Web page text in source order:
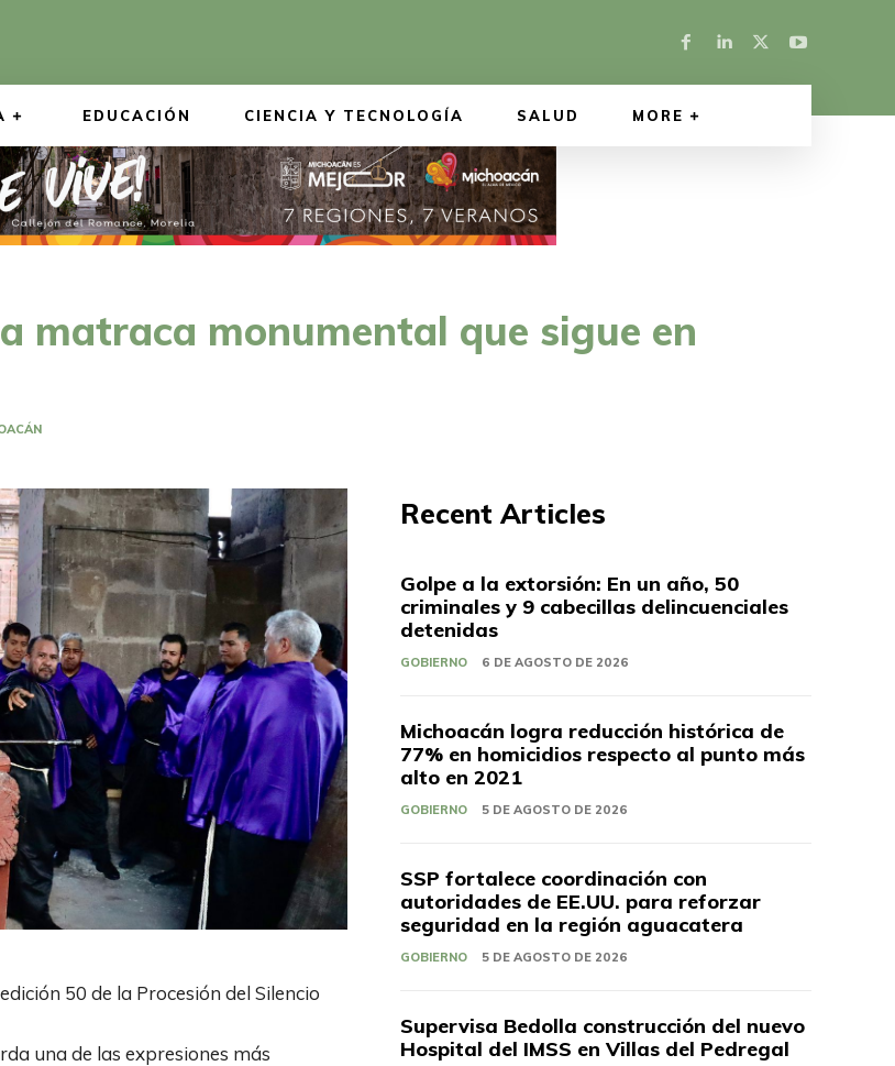
EDUCACIÓN CIENCIA Y TECNOLOGÍA SALUD MORE
matraca monumental que sigue en
50 de la Procesión del Silencio
una de las expresiones más
Recent Articles
Golpe a la extorsión: En un año, 50
criminales y 9 cabecillas delincuenciales
detenidas
GOBIERNO 6 DE AGOSTO DE 2026
Michoacán logra reducción histórica de
77% en homicidios respecto al punto más
alto en 2021
GOBIERNO 5 DE AGOSTO DE 2026
SSP fortalece coordinación con
autoridades de EE.UU. para reforzar
seguridad en la región aguacatera
GOBIERNO 5 DE AGOSTO DE 2026
Supervisa Bedolla construcción del nuevo
Hospital del IMSS en Villas del Pedregal